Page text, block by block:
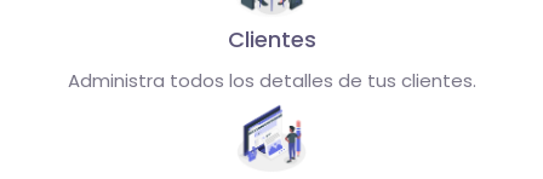
Clientes
Administra todos los detalles de tus clientes.